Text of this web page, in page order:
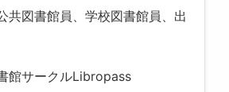
共図書館員、学校図書館員、出
館サークルLibropass